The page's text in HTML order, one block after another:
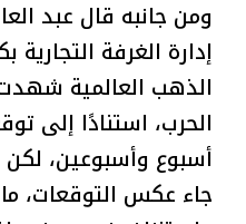
ومن جانبه قال عبد
إدارة الغرفة
الذهب العالمية
الحرب، استنادًا إلى
أسبوع وأسبوعين،
جاء عكس التوقعات،